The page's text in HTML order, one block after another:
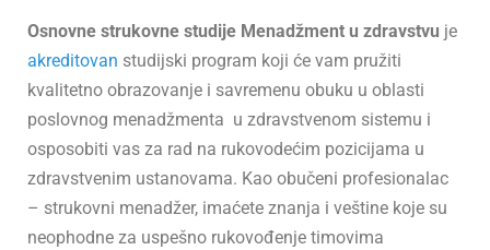
Osnovne strukovne studije Menadžment u zdravstvu je
akreditovan studijski program koji će vam pružiti
kvalitetno obrazovanje i savremenu obuku u oblasti
poslovnog menadžmenta u zdravstvenom sistemu i
osposobiti vas za rad na rukovodećim pozicijama u
zdravstvenim ustanovama. Kao obučeni profesionalac
– strukovni menadžer, imaćete znanja i veštine koje su
neophodne za uspešno rukovođenje timovima